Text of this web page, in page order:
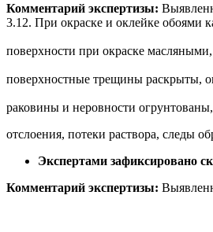
Комментарий экспертизы:
3.12. При окраске и оклейке обоями
поверхности при окраске
поверхностные трещины раскрыты,
раковины и неровности
отслоения, потеки раствора, следы
Экспертами зафиксировано
Комментарий экспертизы: